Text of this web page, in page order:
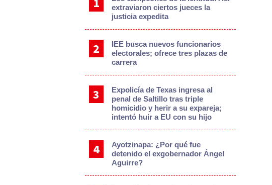
extraviaron ciertos jueces la
justicia expedita
IEE busca nuevos funcionarios
electorales; ofrece tres plazas de
carrera
Expolicía de Texas ingresa al
penal de Saltillo tras triple
homicidio y herir a su expareja;
intentó huir a EU con su hijo
Ayotzinapa: ¿Por qué fue
detenido el exgobernador Ángel
Aguirre?